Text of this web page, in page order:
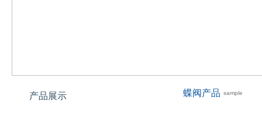
蝶阀产品 sample
产品展示